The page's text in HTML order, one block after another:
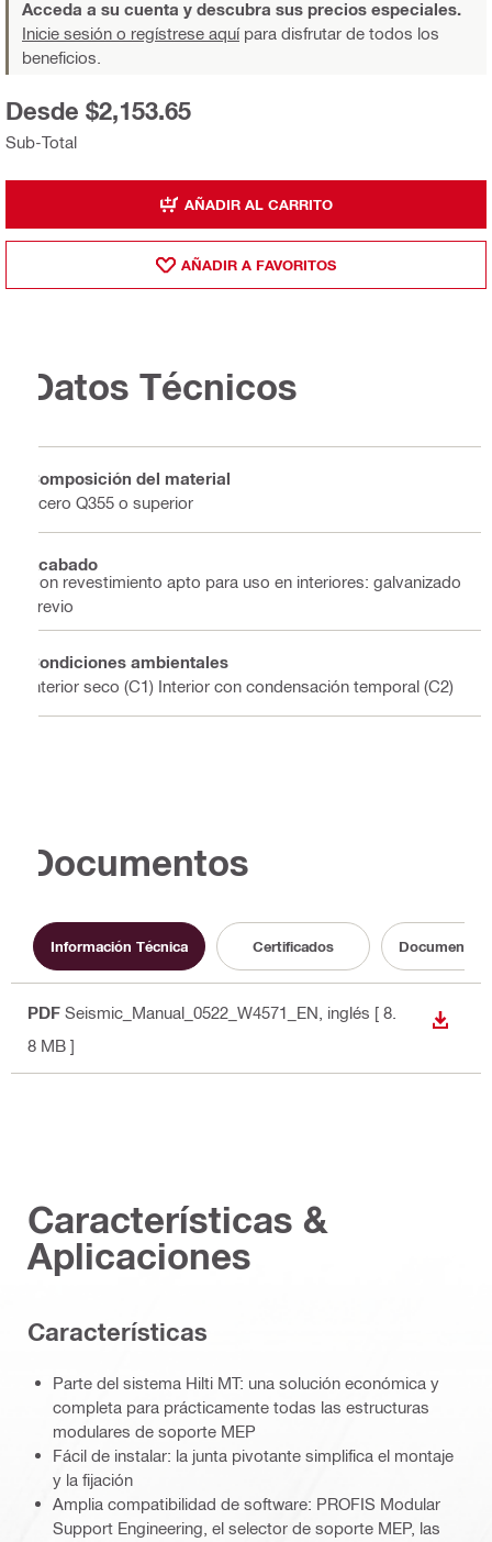
Acceda a su cuenta y descubra sus precios especiales.
Inicie sesión o regístrese aquípara disfrutar de todos los
beneficios.
Sub-Total
Desde $2,153.65
AÑADIR AL CARRITO
AÑADIR A FAVORITOS
Datos Técnicos
Composición del material
Acero Q355 o superior
Acabado
Con revestimiento apto para uso en interiores: galvanizado
previo
Condiciones ambientales
Interior seco (C1) Interior con condensación temporal (C2)
Documentos
Información Técnica Certificados
PDF Seismic_Manual_0522_W4571_EN , inglés [ 8.
8 MB ]
Características &
Aplicaciones
Características
Parte del sistema Hilti MT: una solución económica y
completa para prácticamente todas las estructuras
modulares de soporte MEP
Fácil de instalar: la junta pivotante simplifica el montaje
y la fijación
Amplia compatibilidad de software: PROFIS Modular
Support Engineering, el selector de soporte MEP, las